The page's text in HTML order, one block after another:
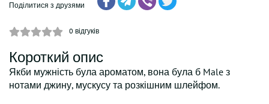
Поділитися з друзями
0 відгуків
Короткий опис
Якби мужність була ароматом, вона була б Male з
нотами джину, мускусу та розкішним шлейфом.